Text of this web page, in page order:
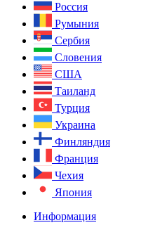
Россия
Румыния
Сербия
Словения
США
Таиланд
Турция
Украина
Финляндия
Франция
Чехия
Япония
Информация